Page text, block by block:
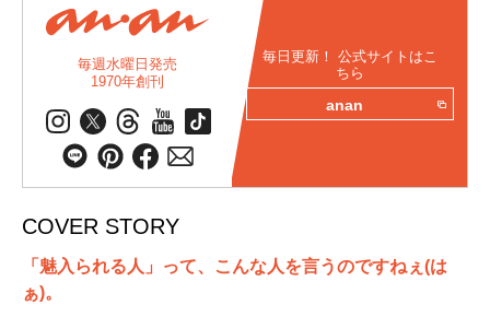
毎週水曜日発売
1970年創刊
毎日更新！ 公式サイトはこ
ちら
anan
COVER STORY
「魅入られる人」って、こんな人を言うのですねぇ(は
ぁ)。